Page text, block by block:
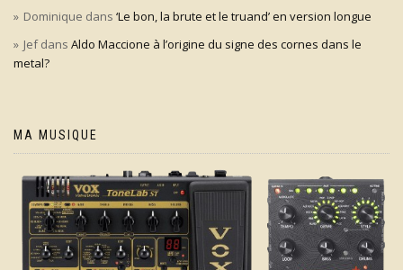
Dominique dans ‘Le bon, la brute et le truand’ en version longue
Jefdans Aldo Maccione à l’origine du signe des cornes dans le
metal?
MA MUSIQUE